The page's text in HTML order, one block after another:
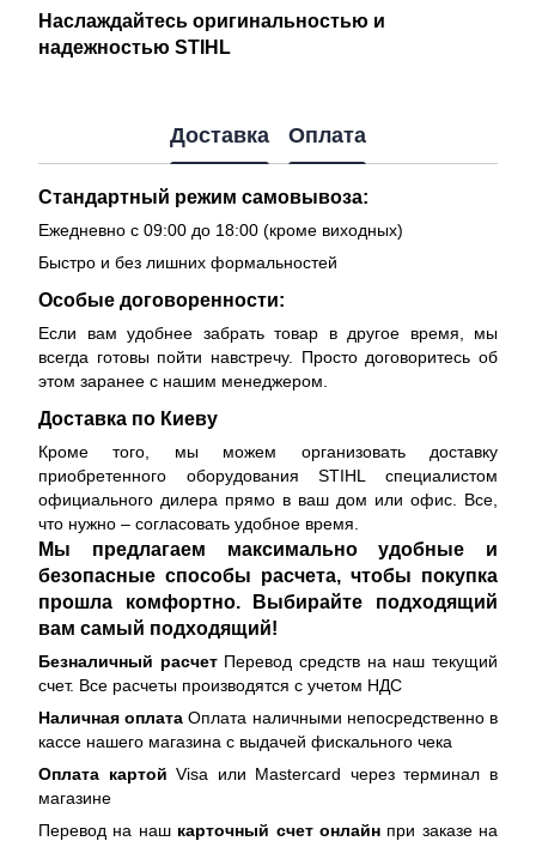
Наслаждайтесь оригинальностью и
надежностью STIHL
Доставка Оплата
Стандартный режим самовывоза:
Ежедневно с 09:00 до 18:00 (кроме виходных)
Быстро и без лишних формальностей
Особые договоренности:
Если вам удобнее забрать товар в другое время, мы
всегда готовы пойти навстречу. Просто договоритесь об
этом заранее с нашим менеджером.
Доставка по Киеву
Кроме того, мы можем организовать доставку
приобретенного оборудования STIHL специалистом
официального дилера прямо в ваш дом или офис. Все,
что нужно – согласовать удобное время.
Мы предлагаем максимально удобные и
безопасные способы расчета, чтобы покупка
прошла комфортно. Выбирайте подходящий
вам самый подходящий!
Безналичный расчетПеревод средств на наш текущий
счет. Все расчеты производятся с учетом НДС
Наличная оплата Оплата наличными непосредственно в
кассе нашего магазина с выдачей фискального чека
Оплата картой Visa или Mastercard через терминал в
магазине
Перевод на наш карточный счет онлайнпри заказе на